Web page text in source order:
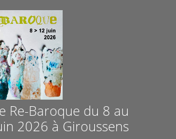
Céramique
Contemporaine
Giroussens
6
et
7
juin
2026 »
Re-Baroque du 8 au
2026 à Giroussens